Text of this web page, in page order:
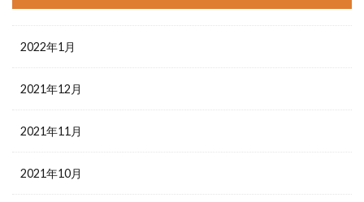
2022年1月
2021年12月
2021年11月
2021年10月